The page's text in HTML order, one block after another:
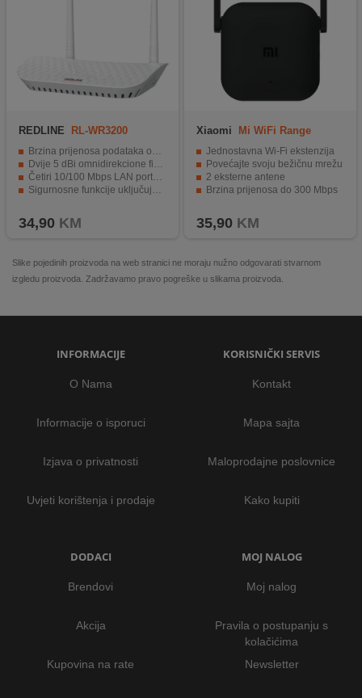
REDLINE RL-WR3200
Brzina prijenosa podataka od 300 Mbps.
Dvije 5 dBi omnidirekcione fiksne antene.
Četiri 10/100 Mbps LAN portova i jedan 10/100 Mbps WAN port.
Sigurnosne funkcije uključujući 64/128/152-bit WEP/WPA/WPA2 i WPA-PSK/WPA2-PSK.
34,90 KM
Xiaomi
Mi WiFi Range
Jednostavna Wi-Fi ekstenzija
Povećajte svoju bežičnu mrežu
2 eksterne antene
Brzina prijenosa do 300 Mbps
35,90 KM
Slike pojedinih proizvoda na web stranici ne moraju nužno odgovarati stvarnom
izgledu proizvoda. Zadržavamo pravo pogreške u slikama proizvoda.
INFORMACIJE
O Nama
Informacije o isporuci
Izjava o privatnosti
Uvjeti korištenja i prodaje
KORISNIČKI SERVIS
Kontakt
Mapa sajta
Maloprodajne poslovnice
Kako kupiti
DODACI
Brendovi
Akcija
Kupovina na rate
MOJ NALOG
Moj nalog
Pravila o postupanju s
kolačićima
Newsletter